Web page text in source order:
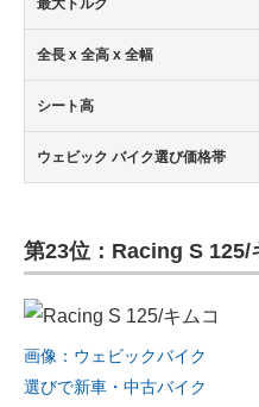
最大トルク
全長 x 全高 x 全幅
シート高
ウェビック バイク選び価格帯
第23位：Racing S 125/
画像：ウェビックバイク
選びで新車・中古バイク